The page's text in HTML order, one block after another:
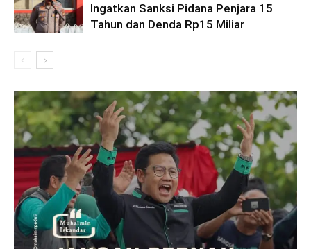
Ingatkan Sanksi Pidana Penjara 15
Tahun dan Denda Rp15 Miliar